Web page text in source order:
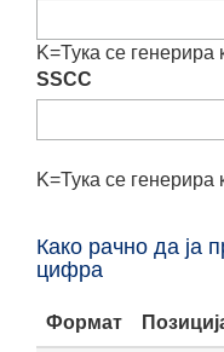
K=Тука се
SSCC
K=Тука се
Како рачно да ја
цифра
Формат